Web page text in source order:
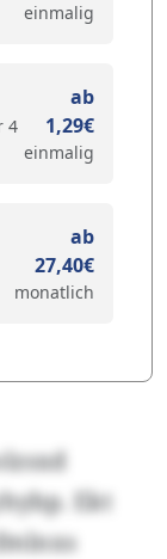
einmalig
4
ab
1,29€
einmalig
ab
27,40€
monatlich
Ekt